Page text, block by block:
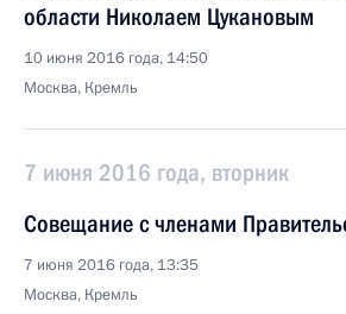
области Николаем Цукановым
10 июня 2016 года, 14:50
Москва, Кремль
7 июня 2016 года, вторник
Совещание с членами
7 июня 2016 года, 13:35
Москва, Кремль